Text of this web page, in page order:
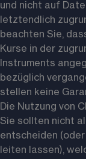
und nicht auf
letztendlich
beachten Sie,
Kurse in der
Instruments
bezüglich
stellen keine
Die Nutzung von
Sie sollten nicht
entscheiden
leiten lassen),